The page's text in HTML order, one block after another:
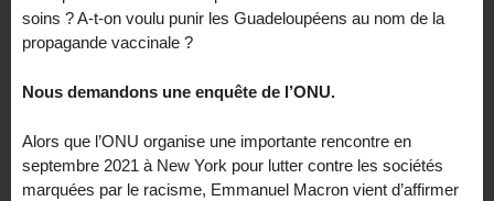
soins ? A-t-on voulu punir les Guadeloupéens au nom de la
propagande vaccinale ?
Nous demandons une enquête de l’ONU.
Alors que l’ONU organise une importante rencontre en
septembre 2021 à New York pour lutter contre les sociétés
marquées par le racisme, Emmanuel Macron vient d’affirmer